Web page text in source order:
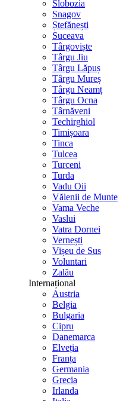
Slobozia
Snagov
Ștefănești
Suceava
Târgoviște
Târgu Jiu
Târgu Lăpuș
Târgu Mureș
Târgu Neamț
Târgu Ocna
Târnăveni
Techirghiol
Timișoara
Tinca
Tulcea
Turceni
Turda
Vadu Oii
Vălenii de Munte
Vama Veche
Vaslui
Vatra Dornei
Vernești
Vișeu de Sus
Voluntari
Zalău
Internațional
Austria
Belgia
Bulgaria
Cipru
Danemarca
Elveția
Franța
Germania
Grecia
Irlanda